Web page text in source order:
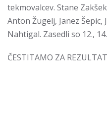
tekmovalcev. Stane
Anton Žugelj, Janez Šepic,
Nahtigal. Zasedli so 12.,
ČESTITAMO ZA